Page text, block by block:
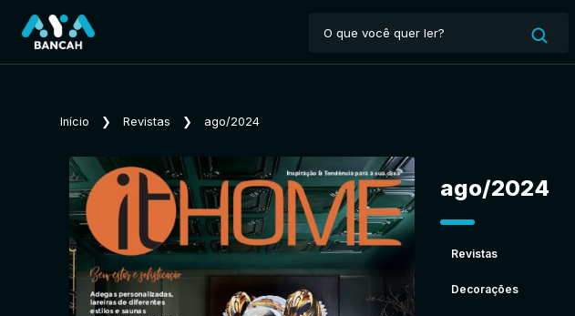
Início ❯ Revistas ❯ ago/2024
ago/2024
Revistas
Decorações